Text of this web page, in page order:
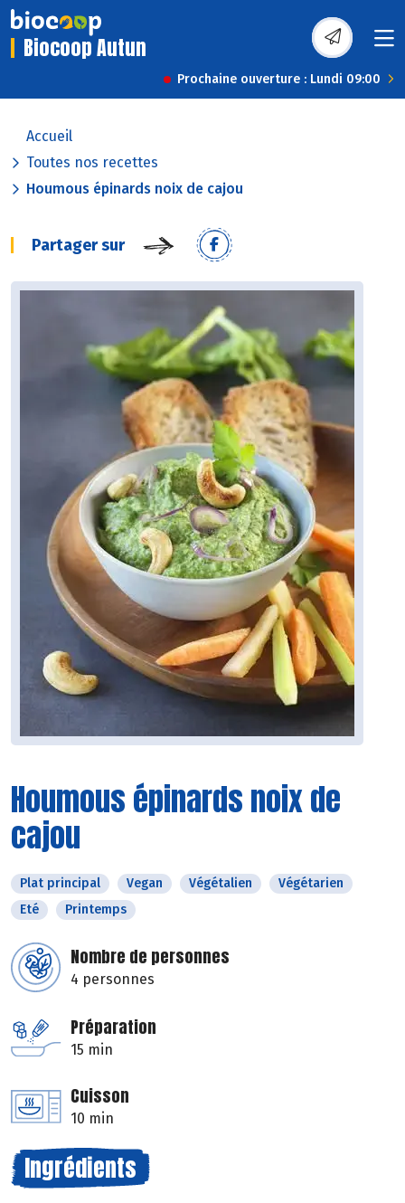
Biocoop Autun
Prochaine ouverture : Lundi 09:00
Accueil
Toutes nos recettes
Houmous épinards noix de cajou
Partager sur
Houmous épinards noix de
cajou
Plat principal Vegan Végétalien
Végétarien
Eté
Printemps
Nombre de personnes
4 personnes
Préparation
15 min
Cuisson
10 min
Ingrédients